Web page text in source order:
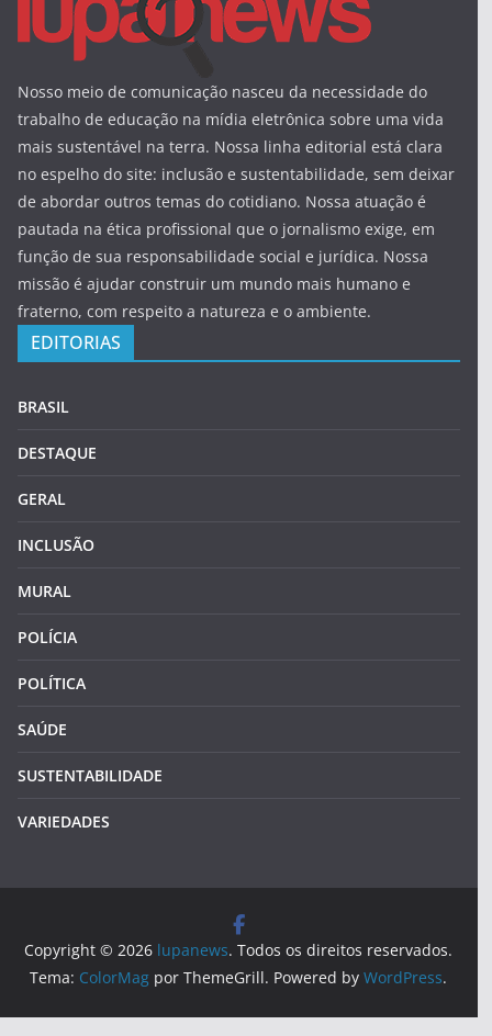
Nosso meio de comunicação nasceu da necessidade do
trabalho de educação na mídia eletrônica sobre uma vida
mais sustentável na terra. Nossa linha editorial está clara
no espelho do site: inclusão e sustentabilidade, sem deixar
de abordar outros temas do cotidiano. Nossa atuação é
pautada na ética profissional que o jornalismo exige, em
função de sua responsabilidade social e jurídica. Nossa
missão é ajudar construir um mundo mais humano e
fraterno, com respeito a natureza e o ambiente.
EDITORIAS
BRASIL
DESTAQUE
GERAL
INCLUSÃO
MURAL
POLÍCIA
POLÍTICA
SAÚDE
SUSTENTABILIDADE
VARIEDADES
Copyright © 2026 lupanews. Todos os direitos reservados.
Tema: ColorMag por ThemeGrill. Powered byWordPress.